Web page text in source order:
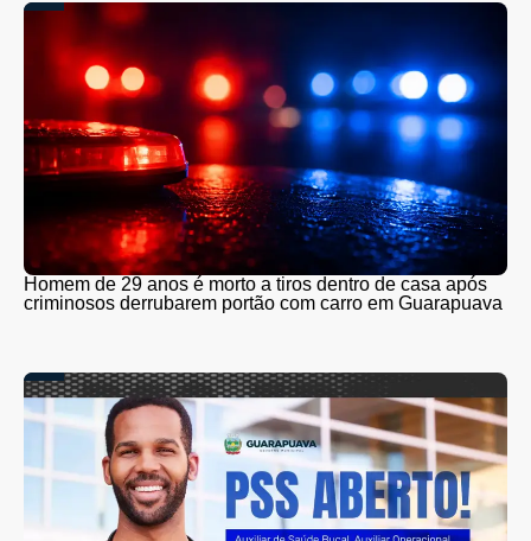
Homem de 29 anos é morto a tiros dentro de casa após
criminosos derrubarem portão com carro em Guarapuava